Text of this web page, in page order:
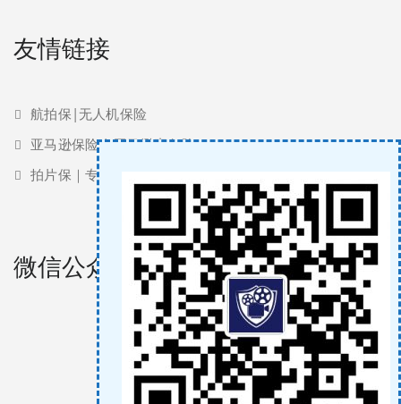
友情链接
航拍保|无人机保险
亚马逊保险 | 亚马逊责任险
拍片保｜专业影视保险服务商
微信公众号